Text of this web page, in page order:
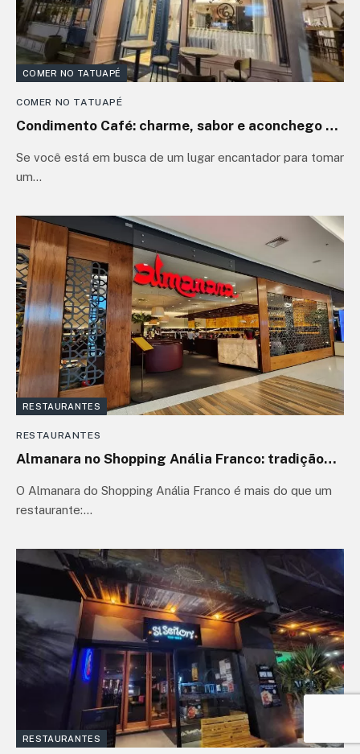
COMER NO TATUAPÉ
COMER NO TATUAPÉ
Condimento Café: charme, sabor e aconchego no
Se você está em busca de um lugar encantador para tomar
um…
RESTAURANTES
RESTAURANTES
Almanara no Shopping Anália Franco: tradição
O Almanara do Shopping Anália Franco é mais do que um
restaurante:…
RESTAURANTES